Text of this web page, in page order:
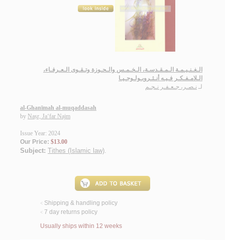
الـغـنـيـمـة الـمـقـدسـة، الـخـمـس والـحـوزة وتـقـوى الـعـرفـاء،
الـلامـفـكـر فـيـه أنـثـروبـولـوجـيـا
لـ نـصـر، جـعـفـر نـجـم
al-Ghanīmah al-muqaddasah
by Naṣr, Ja‘far Najm
Issue Year: 2024
Our Price: $13.00
Subject: Tithes (Islamic law).
< Shipping & handling policy
< 7 day returns policy
Usually ships within 12 weeks